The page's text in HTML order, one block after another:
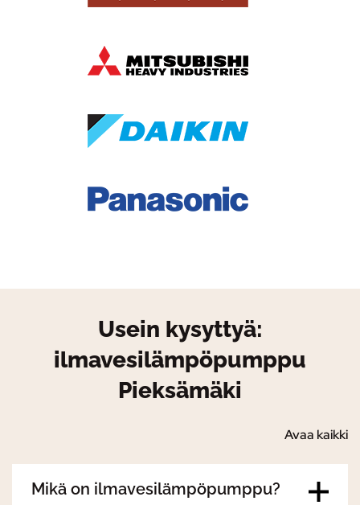
Usein kysyttyä:
ilmavesilämpöpumppu
Pieksämäki
Avaa kaikki
Mikä on ilmavesilämpöpumppu?